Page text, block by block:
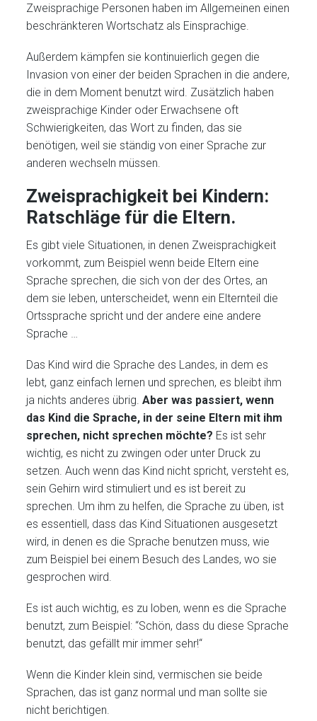
Zweisprachige Personen haben im Allgemeinen einen
beschränkteren Wortschatz als Einsprachige.
Außerdem kämpfen sie kontinuierlich gegen die
Invasion von einer der beiden Sprachen in die andere,
die in dem Moment benutzt wird. Zusätzlich haben
zweisprachige Kinder oder Erwachsene oft
Schwierigkeiten, das Wort zu finden, das sie
benötigen, weil sie ständig von einer Sprache zur
anderen wechseln müssen.
Zweisprachigkeit bei Kindern:
Ratschläge für die Eltern.
Es gibt viele Situationen, in denen Zweisprachigkeit
vorkommt, zum Beispiel wenn beide Eltern eine
Sprache sprechen, die sich von der des Ortes, an
dem sie leben, unterscheidet, wenn ein Elternteil die
Ortssprache spricht und der andere eine andere
Sprache …
Das Kind wird die Sprache des Landes, in dem es
lebt, ganz einfach lernen und sprechen, es bleibt ihm
ja nichts anderes übrig.Aber was passiert, wenn
das Kind die Sprache, in der seine Eltern mit ihm
sprechen, nicht sprechen möchte? Es ist sehr
wichtig, es nicht zu zwingen oder unter Druck zu
setzen. Auch wenn das Kind nicht spricht, versteht es,
sein Gehirn wird stimuliert und es ist bereit zu
sprechen. Um ihm zu helfen, die Sprache zu üben, ist
es essentiell, dass das Kind Situationen ausgesetzt
wird, in denen es die Sprache benutzen muss, wie
zum Beispiel bei einem Besuch des Landes, wo sie
gesprochen wird.
Es ist auch wichtig, es zu loben, wenn es die Sprache
benutzt, zum Beispiel: “Schön, dass du diese Sprache
benutzt, das gefällt mir immer sehr!“
Wenn die Kinder klein sind, vermischen sie beide
Sprachen, das ist ganz normal und man sollte sie
nicht berichtigen.